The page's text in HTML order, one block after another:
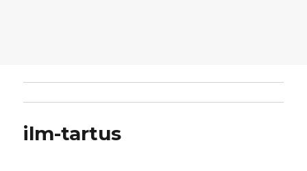
ilm-tartus